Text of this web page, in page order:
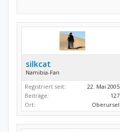
silkcat
Namibia-Fan
Registriert seit:
22. Mai 2005
Beiträge:
127
Ort:
Oberursel